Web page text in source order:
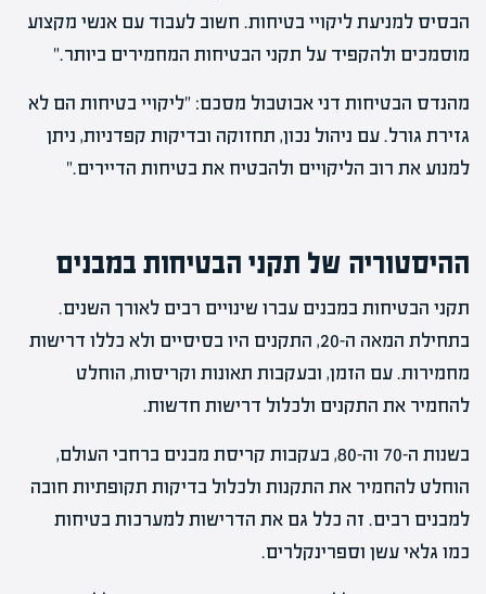
הבסיס למניעת ליקויי בטיחות. חשוב לעבוד עם אנשי מקצוע
מוסמכים ולהקפיד על תקני הבטיחות המחמירים ביותר."
מהנדס הבטיחות דני אבוטבול מסכם: "ליקויי בטיחות הם לא
גזירת גורל. עם ניהול נכון, תחזוקה ובדיקות קפדניות, ניתן
למנוע את רוב הליקויים ולהבטיח את בטיחות הדיירים."
ההיסטוריה של תקני הבטיחות במבנים
תקני הבטיחות במבנים עברו שינויים רבים לאורך השנים.
בתחילת המאה ה-20, התקנים היו בסיסיים ולא כללו דרישות
מחמירות. עם הזמן, ובעקבות תאונות וקריסות, הוחלט
להחמיר את התקנים ולכלול דרישות חדשות.
בשנות ה-70 וה-80, בעקבות קריסת מבנים ברחבי העולם,
הוחלט להחמיר את התקנות ולכלול בדיקות תקופתיות חובה
למבנים רבים. זה כלל גם את הדרישות למערכות בטיחות
כמו גלאי עשן וספרינקלרים.